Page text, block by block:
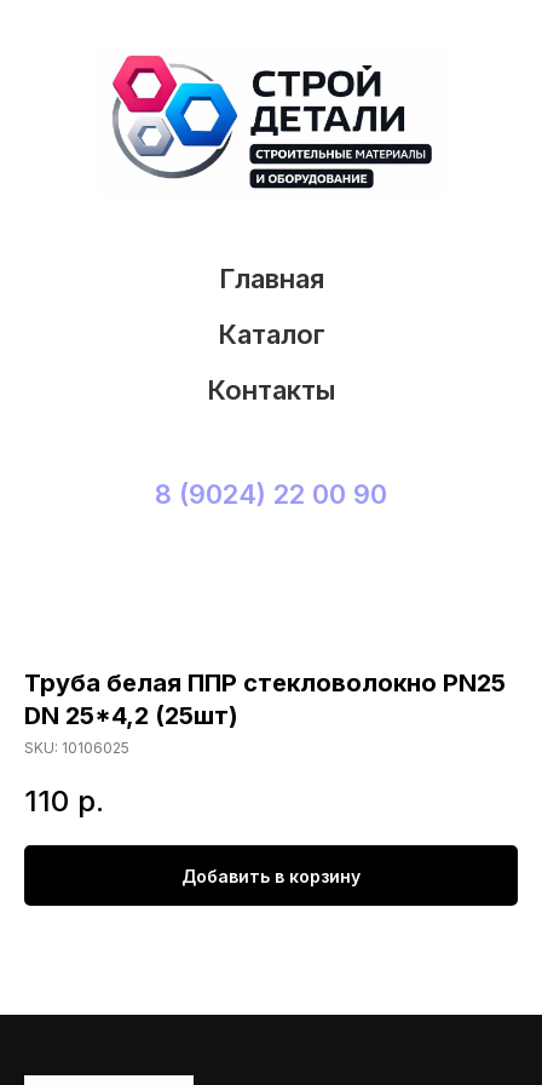
Главная
Каталог
Контакты
8 (9024) 22 00 90
Труба белая ППР стекловолокно PN25
DN 25*4,2 (25шт)
SKU: 10106025
110 р.
Добавить в корзину